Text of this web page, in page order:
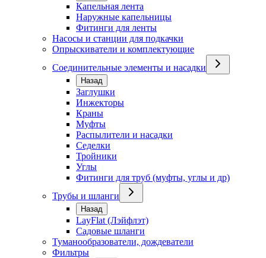
Капельная лента
Наружные капельницы
Фитинги для ленты
Насосы и станции для подкачки
Опрыскиватели и комплектующие
Соединительные элементы и насадки
Назад
Заглушки
Инжекторы
Краны
Муфты
Распылители и насадки
Седелки
Тройники
Углы
Фитинги для труб (муфты, углы и др)
Трубы и шланги
Назад
LayFlat (Лэйфлэт)
Садовые шланги
Туманообразователи, дождеватели
Фильтры